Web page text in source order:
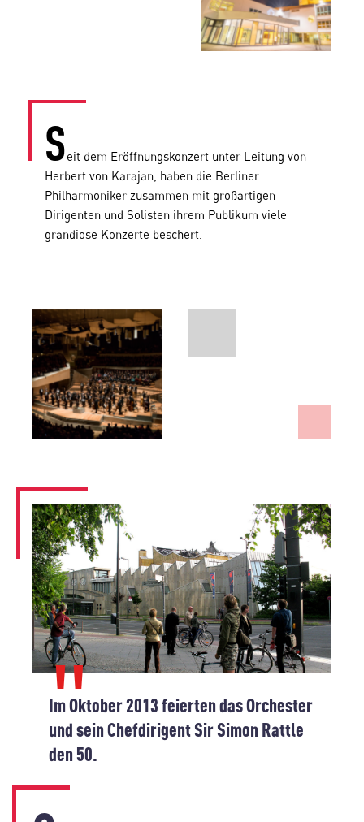
Seit dem Eröffnungskonzert unter Leitung von
Herbert von Karajan, haben die Berliner
Philharmoniker zusammen mit großartigen
Dirigenten und Solisten ihrem Publikum viele
grandiose Konzerte beschert.
Im Oktober 2013 feierten das Orchester
und sein Chefdirigent Sir Simon Rattle
den 50.